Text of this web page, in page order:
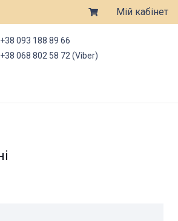
Мій кабінет
+38 093 188 89 66
+38 068 802 58 72 (Viber)